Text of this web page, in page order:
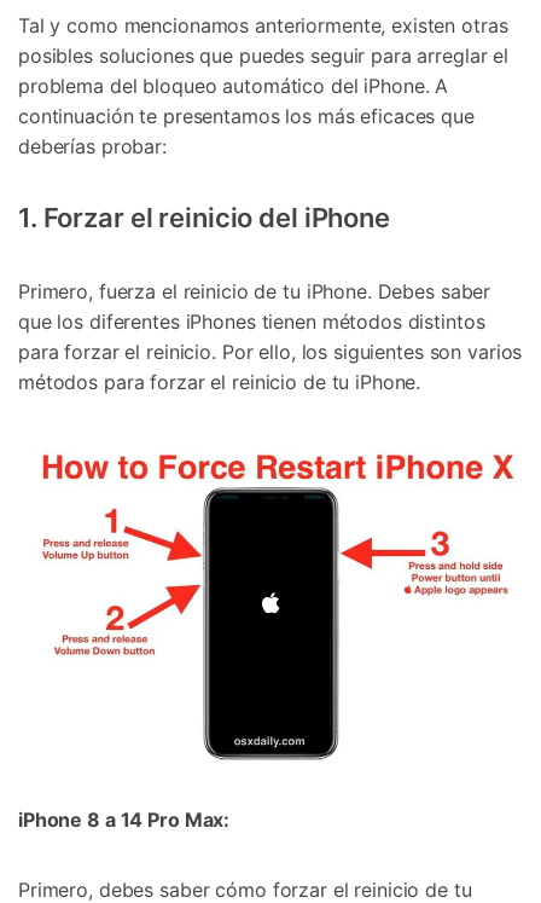
Tal y como mencionamos anteriormente, existen otras
posibles soluciones que puedes seguir para arreglar el
problema del bloqueo automático del iPhone. A
continuación te presentamos los más eficaces que
deberías probar:
1. Forzar el reinicio del iPhone
Primero, fuerza el reinicio de tu iPhone. Debes saber
que los diferentes iPhones tienen métodos distintos
para forzar el reinicio. Por ello, los siguientes son varios
métodos para forzar el reinicio de tu iPhone.
iPhone 8 a 14 Pro Max:
Primero, debes saber cómo forzar el reinicio de tu